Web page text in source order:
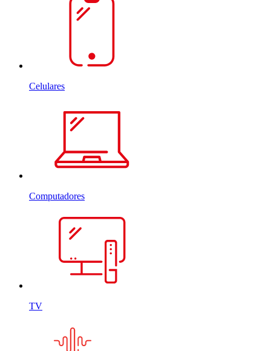
Celulares
Computadores
TV